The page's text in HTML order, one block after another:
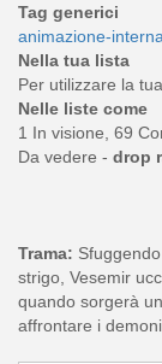
Tag generici
animazione-
Nella tua lista
Per utilizzare la
Nelle liste come
1 In visione, 69
Da vedere - drop
Trama:
strigo, Vesemir
quando sorgerà
affrontare i